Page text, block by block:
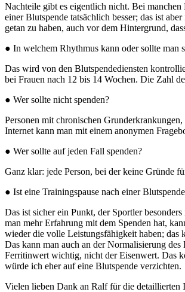
Nachteile gibt es eigentlich nicht. Bei
einer Blutspende tatsächlich besser; das ist
getan zu haben, auch vor dem Hintergrund,
● In welchem Rhythmus kann oder sollte man
Das wird von den Blutspendediensten
bei Frauen nach 12 bis 14 Wochen. Die Zahl
● Wer sollte nicht spenden?
Personen mit chronischen
Internet kann man mit einem anonymen
● Wer sollte auf jeden Fall spenden?
Ganz klar: jede Person, bei der keine Gründe
● Ist eine Trainingspause nach einer
Das ist sicher ein Punkt, der Sportler
man mehr Erfahrung mit dem Spenden hat,
wieder die volle Leistungsfähigkeit haben; das
Das kann man auch an der Normalisierung
Ferritinwert wichtig, nicht der Eisenwert. Das
würde ich eher auf eine Blutspende verzichten.
Vielen lieben Dank an Ralf für die detaillierten